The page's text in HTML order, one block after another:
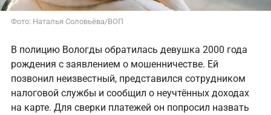
Фото: Наталья Соловьёва/ВОП
В полицию Вологды обратилась девушка 2000 года
рождения с заявлением о мошенничестве. Ей
позвонил неизвестный, представился сотрудником
налоговой службы и сообщил о неучтённых доходах
на карте. Для сверки платежей он попросил назвать